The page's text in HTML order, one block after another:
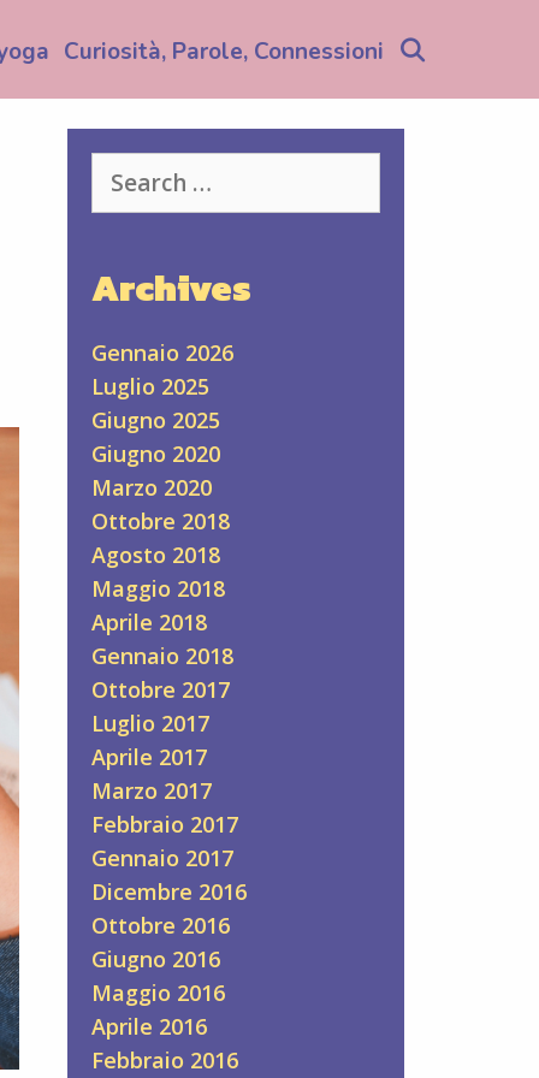
Curiosità, Parole, Connessioni
for:
Archives
Gennaio 2026
Luglio 2025
Giugno 2025
Giugno 2020
Marzo 2020
Ottobre 2018
Agosto 2018
Maggio 2018
Aprile 2018
Gennaio 2018
Ottobre 2017
Luglio 2017
Aprile 2017
Marzo 2017
Febbraio 2017
Gennaio 2017
Dicembre 2016
Ottobre 2016
Giugno 2016
Maggio 2016
Aprile 2016
Febbraio 2016